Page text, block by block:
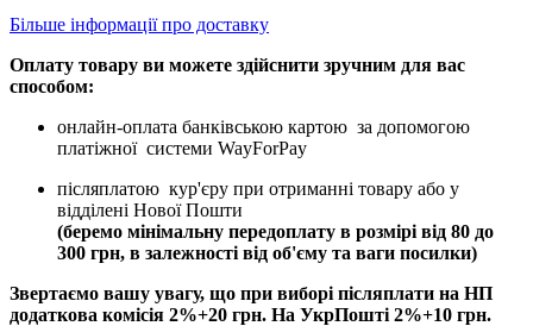
Більше інформації про доставку
Оплату товару ви можете здійснити зручним для вас
способом:
онлайн-оплата банківською картою за допомогою
платіжної системи WayForPay
післяплатою кур'єру при отриманні товару або у
відділені Нової Пошти
(беремо мінімальну передоплату в розмірі від 80 до
300 грн, в залежності від об'єму та ваги посилки)
Звертаємо вашу увагу, що при виборі післяплати на НП
додаткова комісія 2%+20 грн. На УкрПошті 2%+10 грн.